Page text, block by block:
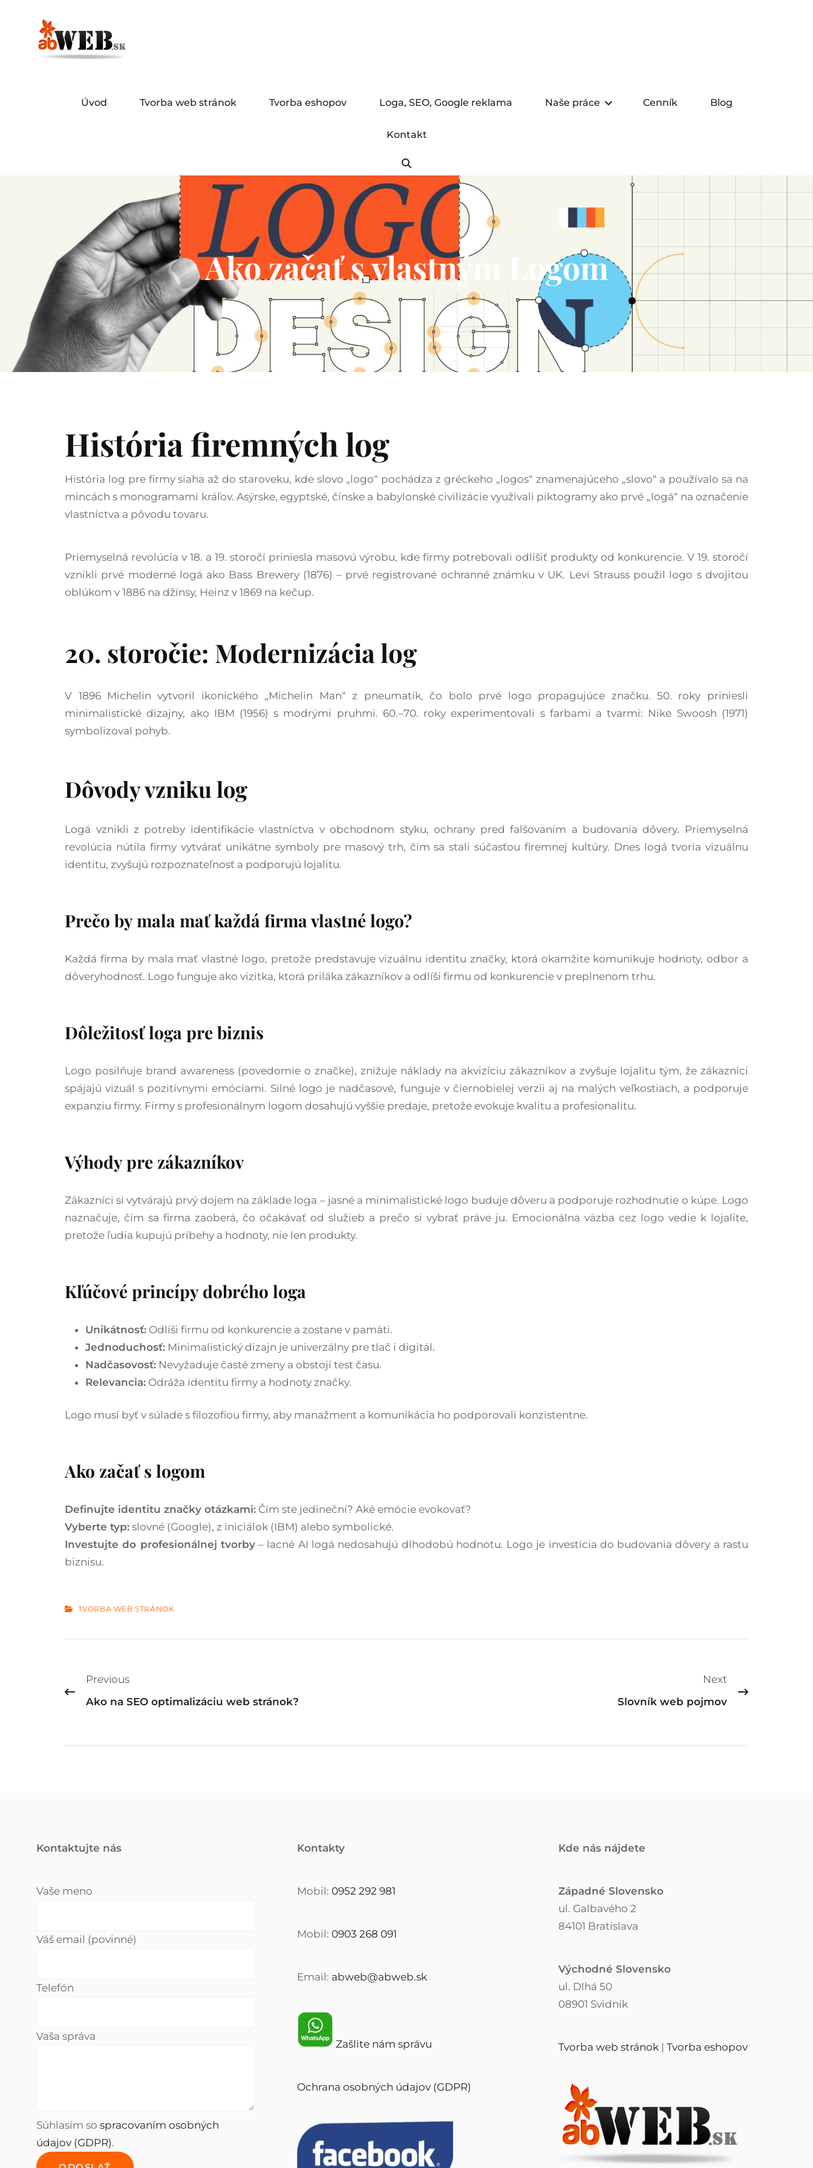
content
Úvod Tvorba web stránok Tvorba eshopov Loga, SEO, Google reklama Naše práce Cenník Blog
Kontakt
Ako začať s vlastným Logom
História firemných log
História log pre firmy siaha až do staroveku, kde slovo „logo“ pochádza z gréckeho „logos“ znamenajúceho „slovo“ a používalo sa na
mincách s monogramami kráľov. Asýrske, egyptské, čínske a babylonské civilizácie využívali piktogramy ako prvé „logá“ na označenie
vlastníctva a pôvodu tovaru.​
Priemyselná revolúcia v 18. a 19. storočí priniesla masovú výrobu, kde firmy potrebovali odlíšiť produkty od konkurencie. V 19. storočí
vznikli prvé moderné logá ako Bass Brewery (1876) – prvé registrované ochranné známku v UK. Levi Strauss použil logo s dvojitou
oblúkom v 1886 na džínsy, Heinz v 1869 na kečup.​
20. storočie: Modernizácia log
V 1896 Michelin vytvoril ikonického „Michelin Man“ z pneumatík, čo bolo prvé logo propagujúce značku. 50. roky priniesli
minimalistické dizajny, ako IBM (1956) s modrými pruhmi. 60.–70. roky experimentovali s farbami a tvarmi: Nike Swoosh (1971)
symbolizoval pohyb.​
Dôvody vzniku log
Logá vznikli z potreby identifikácie vlastníctva v obchodnom styku, ochrany pred falšovaním a budovania dôvery. Priemyselná
revolúcia nútila firmy vytvárať unikátne symboly pre masový trh, čím sa stali súčasťou firemnej kultúry. Dnes logá tvoria vizuálnu
identitu, zvyšujú rozpoznateľnosť a podporujú lojalitu.
Prečo by mala mať každá firma vlastné logo?
Každá firma by mala mať vlastné logo, pretože predstavuje vizuálnu identitu značky, ktorá okamžite komunikuje hodnoty, odbor a
dôveryhodnosť. Logo funguje ako vizitka, ktorá priláka zákazníkov a odlíši firmu od konkurencie v preplnenom trhu.​
Dôležitosť loga pre biznis
Logo posilňuje brand awareness (povedomie o značke), znižuje náklady na akvizíciu zákazníkov a zvyšuje lojalitu tým, že zákazníci
spájajú vizuál s pozitívnymi emóciami. Silné logo je nadčasové, funguje v čiernobielej verzii aj na malých veľkostiach, a podporuje
expanziu firmy. Firmy s profesionálnym logom dosahujú vyššie predaje, pretože evokuje kvalitu a profesionalitu.​
Výhody pre zákazníkov
Zákazníci si vytvárajú prvý dojem na základe loga – jasné a minimalistické logo buduje dôveru a podporuje rozhodnutie o kúpe. Logo
naznačuje, čím sa firma zaoberá, čo očakávať od služieb a prečo si vybrať práve ju. Emocionálna väzba cez logo vedie k lojalite,
pretože ľudia kupujú príbehy a hodnoty, nie len produkty.​
Kľúčové princípy dobrého loga
Unikátnosť: Odlíši firmu od konkurencie a zostane v pamäti.​
Jednoduchosť: Minimalistický dizajn je univerzálny pre tlač i digitál.​
Nadčasovosť: Nevyžaduje časté zmeny a obstojí test času.​
Relevancia: Odráža identitu firmy a hodnoty značky.​
Logo musí byť v súlade s filozofiou firmy, aby manažment a komunikácia ho podporovali konzistentne.​
Ako začať s logom
Definujte identitu značky otázkami: Čím ste jedineční? Aké emócie evokovať?
Vyberte typ: slovné (Google), z iniciálok (IBM) alebo symbolické.
Investujte do profesionálnej tvorby– lacné AI logá nedosahujú dlhodobú hodnotu. Logo je investícia do budovania dôvery a rastu
biznisu.
CATEGORIES
TVORBA WEB STRÁNOK
v
Previous
Ako na SEO optimalizáciu web stránok?
Next
Slovník web pojmov
Kontaktujte nás
Vaše meno
Váš email (povinné)
Telefón
Vaša správa
Súhlasím so spracovaním osobných
údajov (GDPR).
Kontakty
Mobil: 0952 292 981
Mobil: 0903 268 091
Email: abweb@abweb.sk
Zašlite nám správu
Ochrana osobných údajov (GDPR)
Kde nás nájdete
Západné Slovensko
ul. Galbavého 2
84101 Bratislava
Východné Slovensko
ul. Dlhá 50
08901 Svidník
Tvorba web stránok| Tvorba eshopov